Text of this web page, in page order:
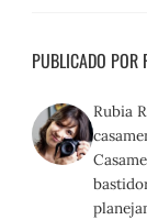
PUBLICADO POR
Rubia